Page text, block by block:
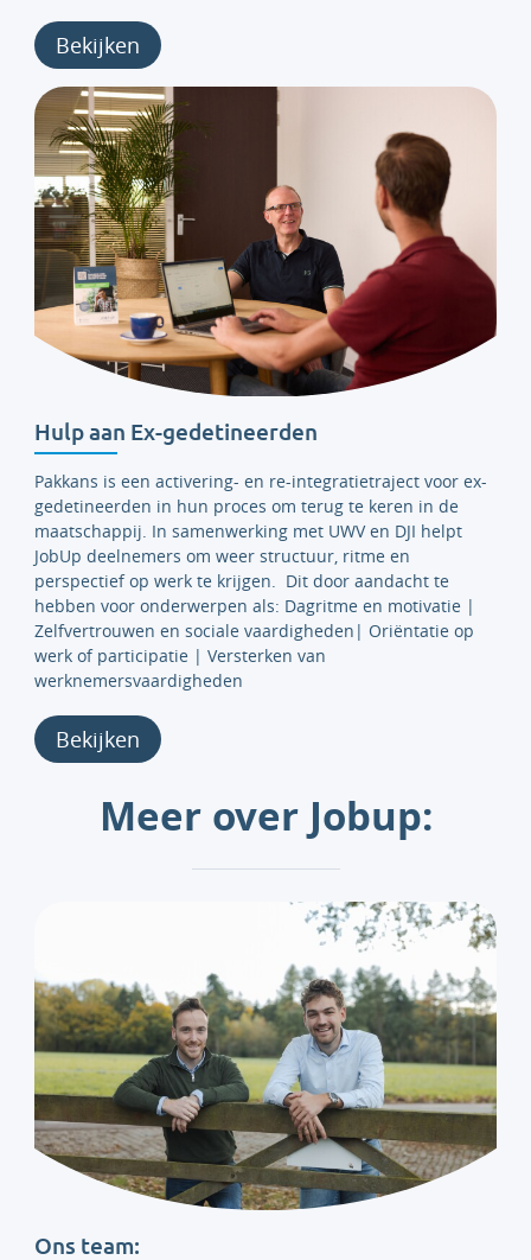
Bekijken
Hulp aan Ex-gedetineerden
Pakkans is een activering- en re-integratietraject voor ex-
gedetineerden in hun proces om terug te keren in de
maatschappij. In samenwerking met UWV en DJI helpt
JobUp deelnemers om weer structuur, ritme en
perspectief op werk te krijgen. Dit door aandacht te
hebben voor onderwerpen als: Dagritme en motivatie |
Zelfvertrouwen en sociale vaardigheden| Oriëntatie op
werk of participatie | Versterken van
werknemersvaardigheden
Bekijken
Meer over Jobup:
Ons team: